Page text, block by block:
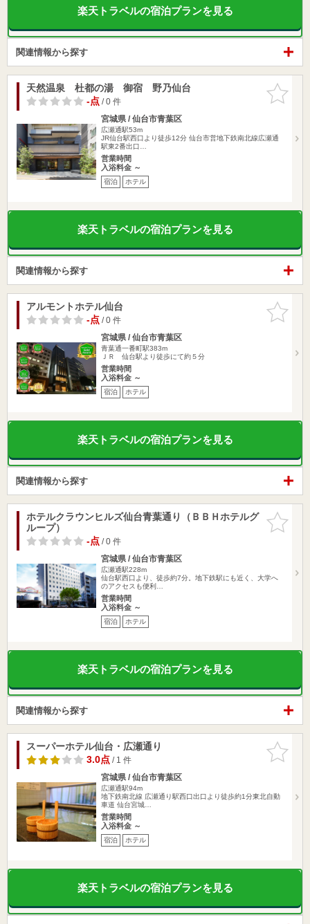
楽天トラベルの宿泊プランを見る
関連情報から探す
お気に入
りに追加
天然温泉 杜都の湯 御宿 野乃仙台
-点/ 0 件
宮城県 / 仙台市青葉区
広瀬通駅53m
JR仙台駅西口より徒歩12分 仙台市営地下鉄南北線広瀬通
駅東2番出口…
営業時間
入浴料金 ～
宿泊 ホテル
楽天トラベルの宿泊プランを見る
関連情報から探す
お気に入
りに追加
アルモントホテル仙台
-点/ 0 件
宮城県 / 仙台市青葉区
青葉通一番町駅383m
ＪＲ 仙台駅より徒歩にて約５分
営業時間
入浴料金 ～
宿泊 ホテル
楽天トラベルの宿泊プランを見る
関連情報から探す
お気に入
りに追加
ホテルクラウンヒルズ仙台青葉通り（ＢＢＨホテルグ
ループ）
-点/ 0 件
宮城県 / 仙台市青葉区
広瀬通駅228m
仙台駅西口より、徒歩約7分。地下鉄駅にも近く、大学へ
のアクセスも便利…
営業時間
入浴料金 ～
宿泊 ホテル
楽天トラベルの宿泊プランを見る
関連情報から探す
お気に入
りに追加
スーパーホテル仙台・広瀬通り
3.0点/ 1 件
宮城県 / 仙台市青葉区
広瀬通駅94m
地下鉄南北線 広瀬通り駅西口出口より徒歩約1分東北自動
車道 仙台宮城…
営業時間
入浴料金 ～
宿泊 ホテル
楽天トラベルの宿泊プランを見る